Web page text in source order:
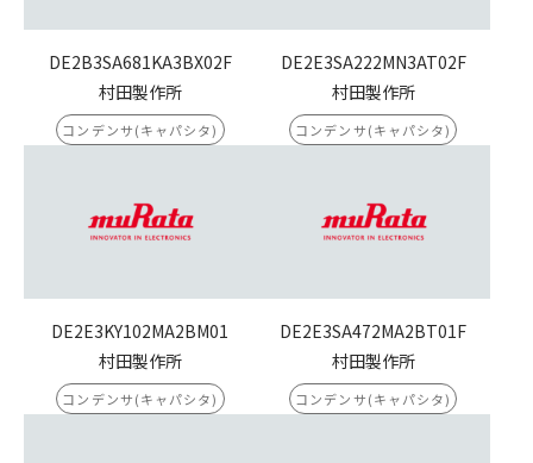
DE2B3SA681KA3BX02F
村田製作所
コンデンサ(キャパシタ)
DE2E3SA222MN3AT02F
村田製作所
コンデンサ(キャパシタ)
DE2E3KY102MA2BM01
村田製作所
コンデンサ(キャパシタ)
DE2E3SA472MA2BT01F
村田製作所
コンデンサ(キャパシタ)